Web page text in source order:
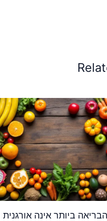
ביותר אינה אורגנית